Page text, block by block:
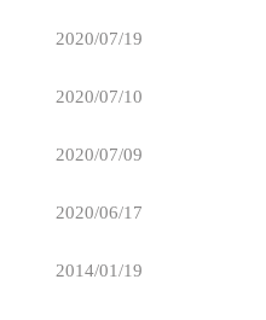
2020/07/19
2020/07/10
2020/07/09
2020/06/17
2014/01/19